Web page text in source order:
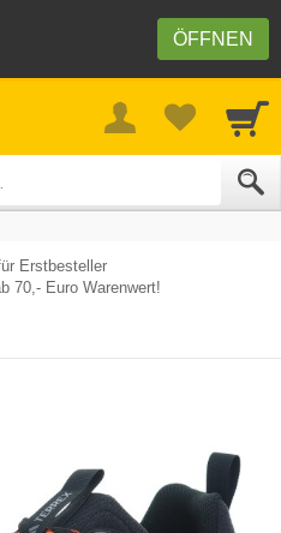
ÖFFNEN
Erstbesteller
70,- Euro Warenwert!